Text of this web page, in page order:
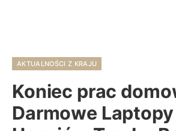
AKTUALNOŚCI Z KRAJU
Koniec prac
Darmowe